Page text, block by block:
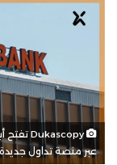
عبر منصة تداول جديدة